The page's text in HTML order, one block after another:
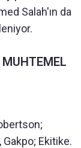
Salah'ın da
Ekitike.